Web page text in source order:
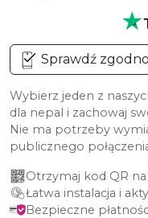
Sprawdź
Wybierz jeden z
dla nepal i zachowaj
Nie ma potrzeby
publicznego
Otrzymaj kod QR
Łatwa instalacja i
Bezpieczne